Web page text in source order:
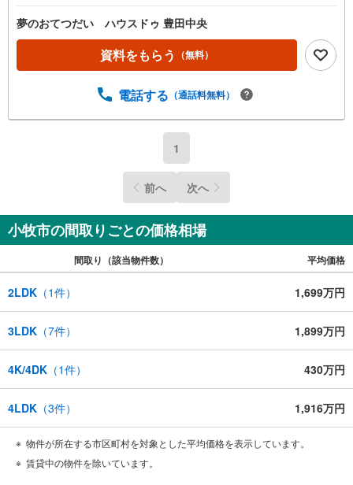
夢のおてつだい ハウスドゥ 豊田中央
資料をもらう （無料）
電話する （通話料無料）
1
前へ 次へ
小牧市の間取りごとの価格相場
間取り（該当物件数） 平均価格
2LDK （1件） 1,699万円
3LDK （7件） 1,899万円
4K/4DK （1件） 430万円
4LDK （3件） 1,916万円
物件が所在する市区町村を対象とした平均価格を表示しています。
賃貸中の物件を除いています。